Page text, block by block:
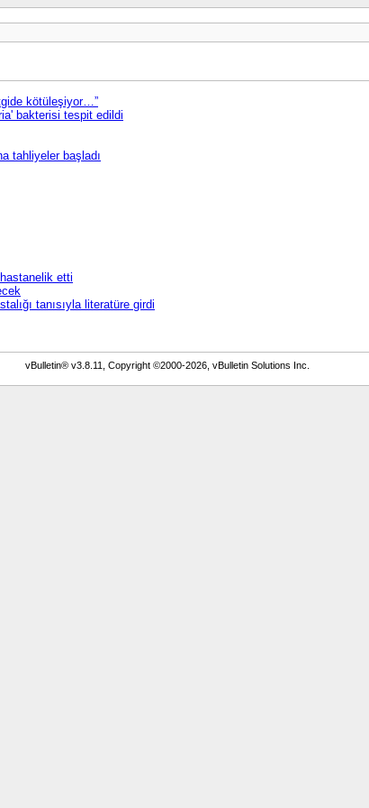
kötüleşiyor…”
bakterisi tespit edildi
tahliyeler başladı
etti
tanısıyla literatüre girdi
vBulletin® v3.8.11, Copyright ©2000-2026, vBulletin Solutions Inc.